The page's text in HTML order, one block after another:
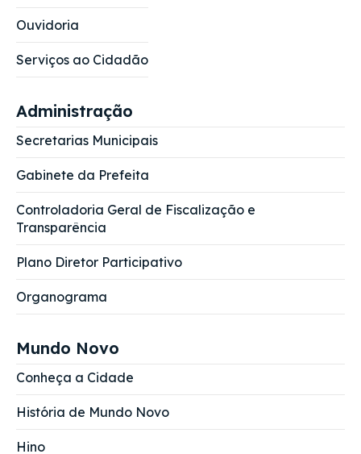
Ouvidoria
Serviços ao Cidadão
Administração
Secretarias Municipais
Gabinete da Prefeita
Controladoria Geral de Fiscalização e
Transparência
Plano Diretor Participativo
Organograma
Mundo Novo
Conheça a Cidade
História de Mundo Novo
Hino